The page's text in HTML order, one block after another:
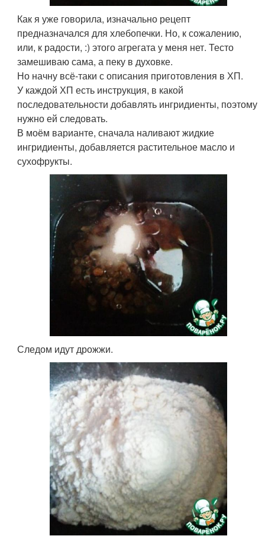
Как я уже говорила, изначально рецепт
предназначался для хлебопечки. Но, к сожалению,
или, к радости, :) этого агрегата у меня нет. Тесто
замешиваю сама, а пеку в духовке.
Но начну всё-таки с описания приготовления в ХП.
У каждой ХП есть инструкция, в какой
последовательности добавлять ингридиенты, поэтому
нужно ей следовать.
В моём варианте, сначала наливают жидкие
ингридиенты, добавляется растительное масло и
сухофрукты.
Следом идут дрожжи.